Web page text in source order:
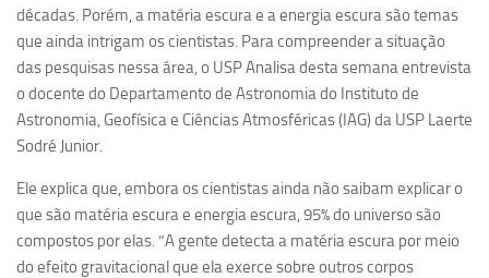
Grupos de Pesquisa
Criminologia Experimental e Segurança Pública
Direito e Tecnologia (Tech Law)
Grupo de Pesquisa GPUBLIC – Centro de Estudos em Gestão
Grupos de pesquisa encerrados
Ano Sabático
Daniel Domingues dos Santos
décadas. Porém, a matéria escura e a energia escura são temas
que ainda intrigam os cientistas. Para compreender a situação
das pesquisas nessa área, o USP Analisa desta semana entrevista
o docente do Departamento de Astronomia do Instituto de
Astronomia, Geofísica e Ciências Atmosféricas (IAG) da USP Laerte
Sodré Junior.
Ele explica que, embora os cientistas ainda não saibam explicar o
que são matéria escura e energia escura, 95% do universo são
compostos por elas. “A gente detecta a matéria escura por meio
do efeito gravitacional que ela exerce sobre outros corpos